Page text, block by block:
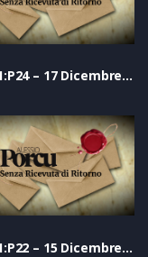
SRDR S1:P24 – 17 Dicembre 2020
SRDR S1:P22 – 15 Dicembre 2020